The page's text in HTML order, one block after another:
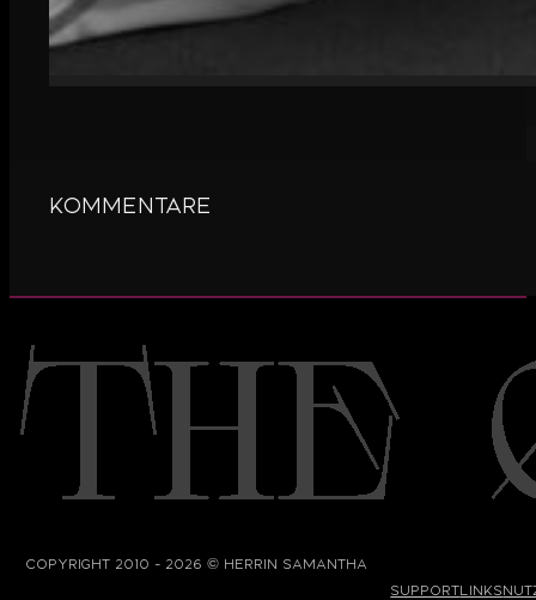
Kommentare
Copyright 2010 - 2026 ©Herrin Samantha
SupportLinks